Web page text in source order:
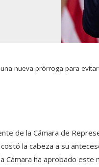
nueva prórroga para
de la Cámara de
la cabeza a su
Cámara ha aprobado este